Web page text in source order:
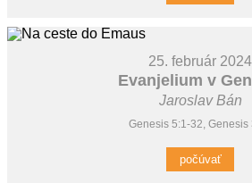
25. február 2024
Evanjelium v
Jaroslav Bán
Genesis 5:1-32, Genesis
počúvať